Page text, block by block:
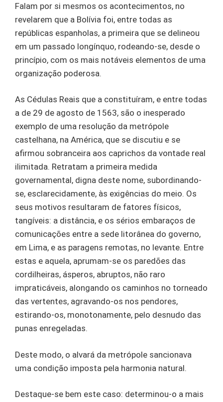
Falam por si mesmos os acontecimentos, no
revelarem que a Bolívia foi, entre todas as
repúblicas espanholas, a primeira que se delineou
em um passado longínquo, rodeando-se, desde o
princípio, com os mais notáveis elementos de uma
organização poderosa.
As Cédulas Reais que a constituíram, e entre todas
a de 29 de agosto de 1563, são o inesperado
exemplo de uma resolução da metrópole
castelhana, na América, que se discutiu e se
afirmou sobranceira aos caprichos da vontade real
ilimitada. Retratam a primeira medida
governamental, digna deste nome, subordinando-
se, esclarecidamente, às exigências do meio. Os
seus motivos resultaram de fatores físicos,
tangíveis: a distância, e os sérios embaraços de
comunicações entre a sede litorânea do governo,
em Lima, e as paragens remotas, no levante. Entre
estas e aquela, aprumam-se os paredões das
cordilheiras, ásperos, abruptos, não raro
impraticáveis, alongando os caminhos no torneado
das vertentes, agravando-os nos pendores,
estirando-os, monotonamente, pelo desnudo das
punas enregeladas.
Deste modo, o alvará da metrópole sancionava
uma condição imposta pela harmonia natural.
Destaque-se bem este caso: determinou-o a mais